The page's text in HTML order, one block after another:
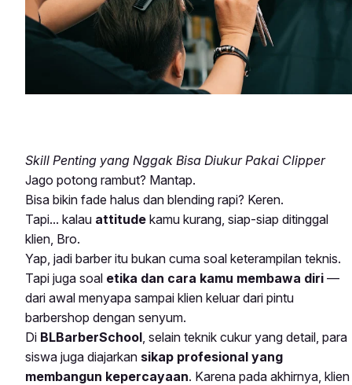
Skill Penting yang Nggak Bisa Diukur Pakai Clipper
Jago potong rambut? Mantap.
Bisa bikin fade halus dan blending rapi? Keren.
Tapi... kalau attitude kamu kurang, siap-siap ditinggal
klien, Bro.
Yap, jadi barber itu bukan cuma soal keterampilan teknis.
Tapi juga soal etika dan cara kamu membawa diri —
dari awal menyapa sampai klien keluar dari pintu
barbershop dengan senyum.
Di BLBarberSchool , selain teknik cukur yang detail, para
siswa juga diajarkan sikap profesional yang
membangun kepercayaan. Karena pada akhirnya, klien